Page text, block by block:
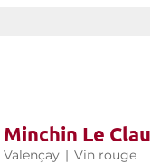
Minchin Le
Valençay | Vin rouge